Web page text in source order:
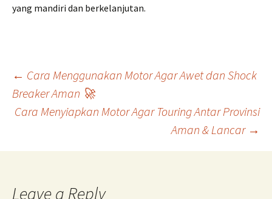
yang mandiri dan berkelanjutan.
Post
navigation
← Cara Menggunakan Motor Agar Awet dan Shock
Breaker Aman 🚀
Cara Menyiapkan Motor Agar Touring Antar Provinsi
Aman & Lancar →
Leave a Reply